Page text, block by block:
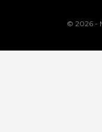
© 2026 -